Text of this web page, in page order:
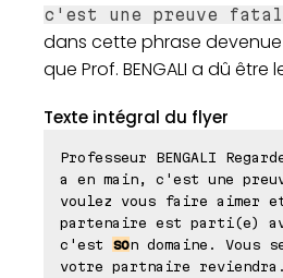
c'est une preuve
dans cette phrase
que Prof. BENGALI a dû être
Texte intégral du flyer
Professeur BENGALI
a en main, c'est une
voulez vous faire aimer
partenaire est parti(e)
c'est son domaine. Vous
votre partnaire